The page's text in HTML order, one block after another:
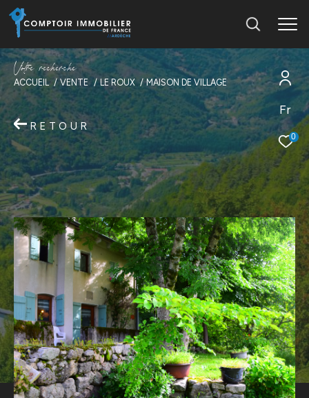
Fr
0
Votre recherche
ACCUEIL VENTE LE ROUX MAISON DE VILLAGE
RETOUR